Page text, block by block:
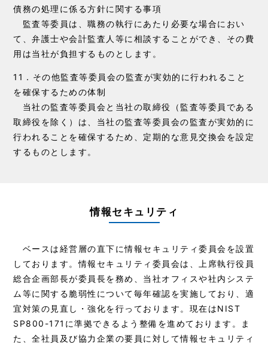
債務の処理に係る方針に関する事項
監査等委員は、職務の執行にあたり必要な場合におい
て、弁護士や会計監査人等に相談することができ、その費
用は当社が負担するものとします。
11．その他監査等委員会の監査が実効的に行われること
を確保するための体制
当社の監査等委員会と当社の取締役（監査等委員である
取締役を除く）は、当社の監査等委員会の監査が実効的に
行われることを確保するため、定期的な意見交換会を設定
するものとします。
情報セキュリティ
ベースは経営層の直下に情報セキュリティ委員会を設置
しております。情報セキュリティ委員会は、上席執行役員
総合企画部長が委員長を務め、当社オフィスや社内システ
ム等に関する脆弱性について毎年確認を実施しており、適
宜対策の見直し・強化を行っております。現在はNIST
SP800-171に準拠できるよう整備を進めております。ま
た、全社員及び協力企業の要員に対して情報セキュリティ